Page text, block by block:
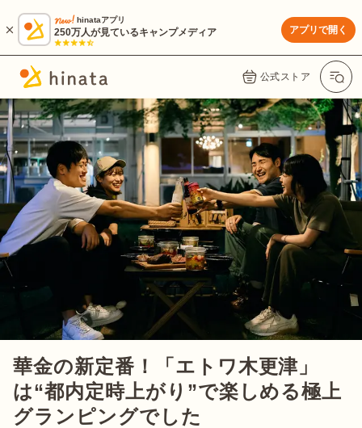
hinataアプリ
250万人が見ているキャンプメディア アプリで開く
公式ストア
華金の新定番！「エトワ木更津」
は“都内定時上がり”で楽しめる極上
グランピングでした